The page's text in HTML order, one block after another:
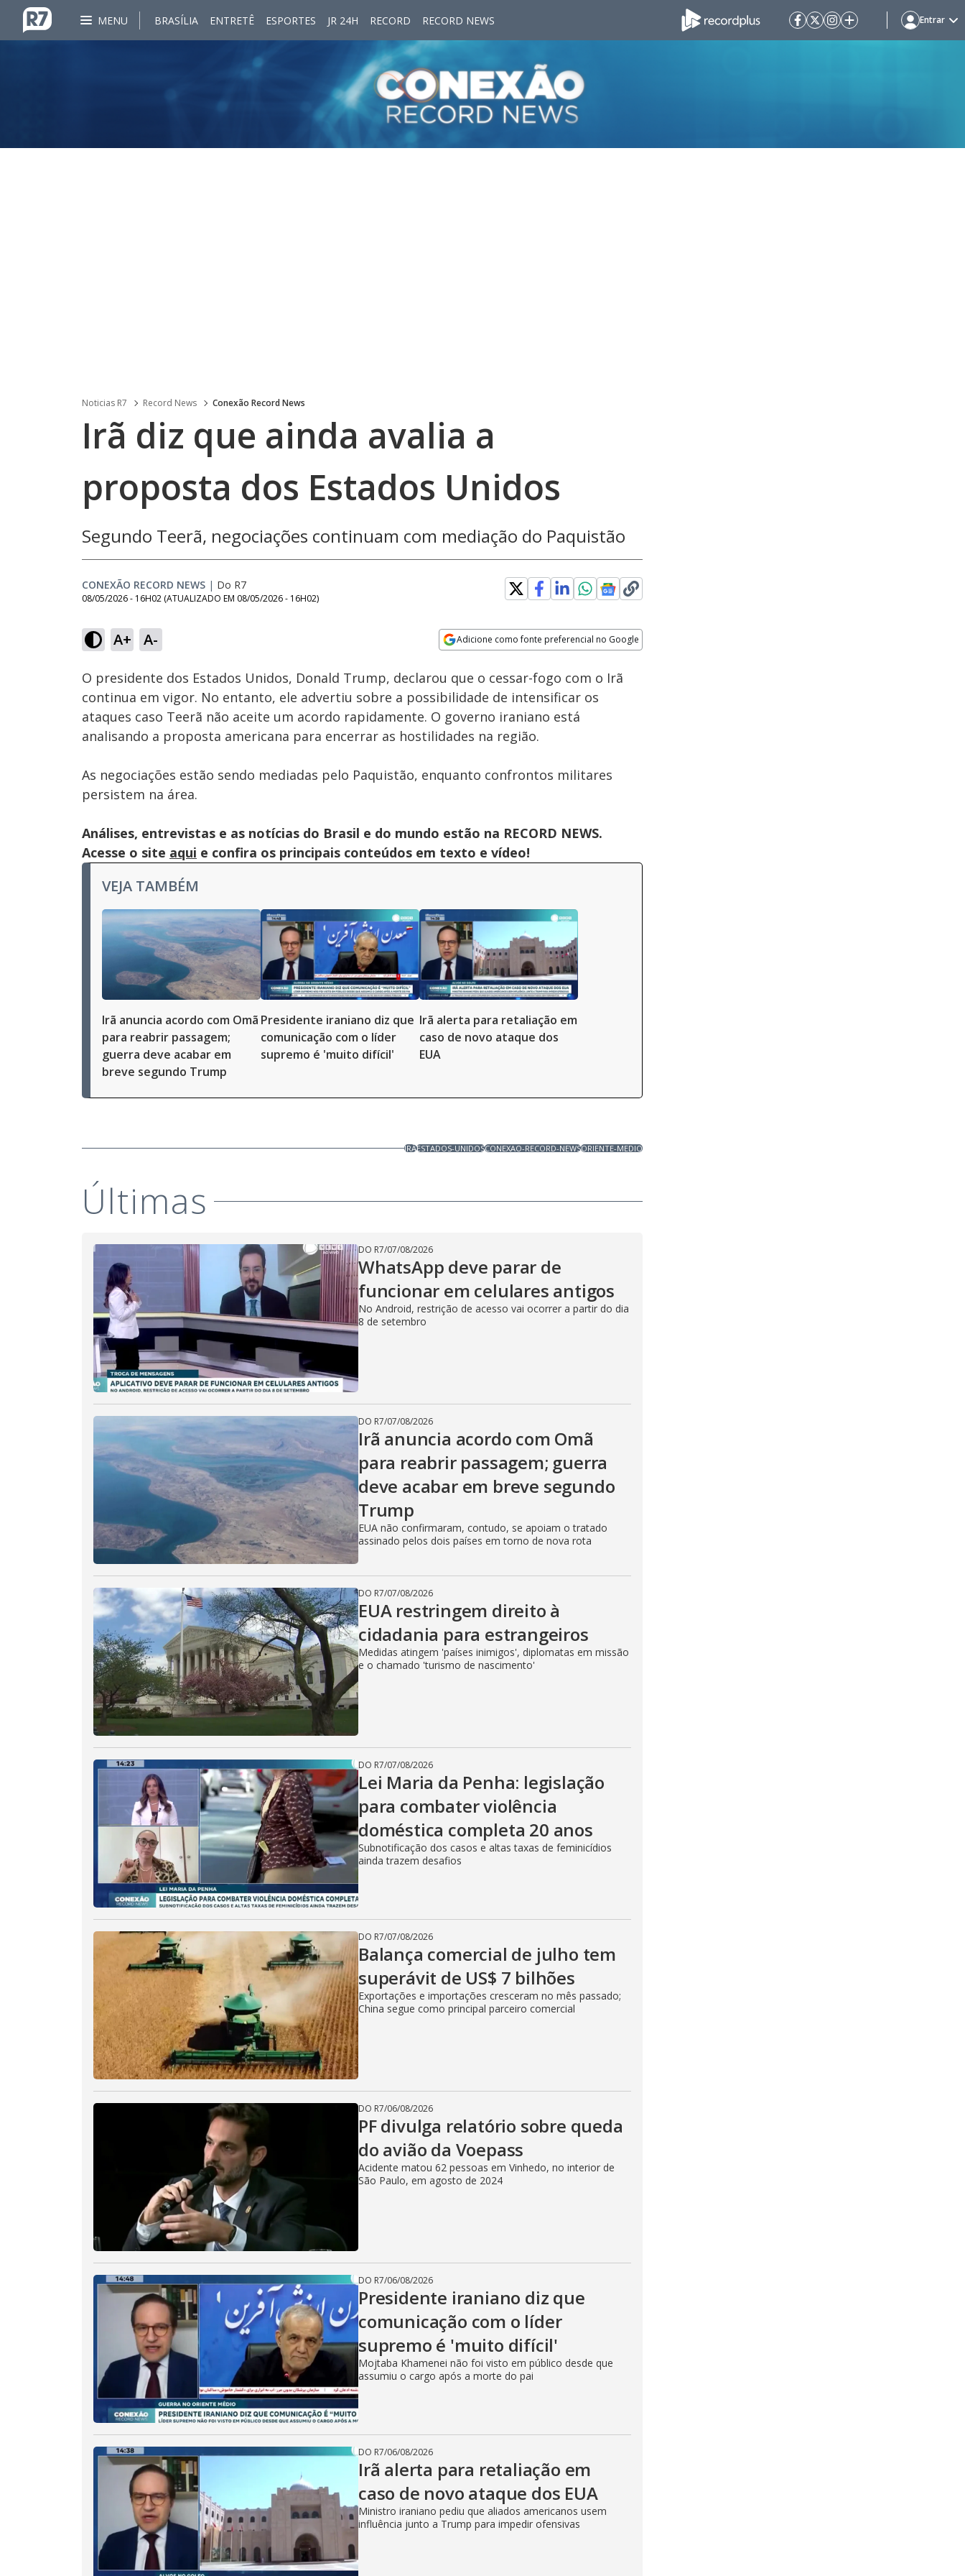
MENU BRASÍLIA ENTRETÊ ESPORTES JR 24H RECORD RECORD NEWS Entrar
Noticias R7 Record News Conexão Record News
Irã diz que ainda avalia a
proposta dos Estados Unidos
Segundo Teerã, negociações continuam com mediação do Paquistão
CONEXÃO RECORD NEWS | Do R7
08/05/2026 - 16H02 (ATUALIZADO EM 08/05/2026 - 16H02)
A+ A- Adicione como fonte preferencial no Google
Ativar
Som
22.15%
Velocidade
O presidente dos Estados Unidos, Donald Trump, declarou que o cessar-fogo com o Irã
continua em vigor. No entanto, ele advertiu sobre a possibilidade de intensificar os
ataques caso Teerã não aceite um acordo rapidamente. O governo iraniano está
analisando a proposta americana para encerrar as hostilidades na região.
As negociações estão sendo mediadas pelo Paquistão, enquanto confrontos militares
persistem na área.
Análises, entrevistas e as notícias do Brasil e do mundo estão na RECORD NEWS.
Acesse o site aqui e confira os principais conteúdos em texto e vídeo!
VEJA TAMBÉM
Irã anuncia acordo com Omã
para reabrir passagem;
guerra deve acabar em
breve segundo Trump
Presidente iraniano diz que
comunicação com o líder
supremo é 'muito difícil'
Irã alerta para retaliação em
caso de novo ataque dos
EUA
IRÃESTADOS-UNIDOSCONEXAO-RECORD-NEWSORIENTE-MEDIO
Últimas
DO R7/07/08/2026
WhatsApp deve parar de
funcionar em celulares antigos
No Android, restrição de acesso vai ocorrer a partir do dia
8 de setembro
DO R7/07/08/2026
Irã anuncia acordo com Omã
para reabrir passagem; guerra
deve acabar em breve segundo
Trump
EUA não confirmaram, contudo, se apoiam o tratado
assinado pelos dois países em torno de nova rota
DO R7/07/08/2026
EUA restringem direito à
cidadania para estrangeiros
Medidas atingem 'países inimigos', diplomatas em missão
e o chamado 'turismo de nascimento'
DO R7/07/08/2026
Lei Maria da Penha: legislação
para combater violência
doméstica completa 20 anos
Subnotificação dos casos e altas taxas de feminicídios
ainda trazem desafios
DO R7/07/08/2026
Balança comercial de julho tem
superávit de US$ 7 bilhões
Exportações e importações cresceram no mês passado;
China segue como principal parceiro comercial
DO R7/06/08/2026
PF divulga relatório sobre queda
do avião da Voepass
Acidente matou 62 pessoas em Vinhedo, no interior de
São Paulo, em agosto de 2024
DO R7/06/08/2026
Presidente iraniano diz que
comunicação com o líder
supremo é 'muito difícil'
Mojtaba Khamenei não foi visto em público desde que
assumiu o cargo após a morte do pai
DO R7/06/08/2026
Irã alerta para retaliação em
caso de novo ataque dos EUA
Ministro iraniano pediu que aliados americanos usem
influência junto a Trump para impedir ofensivas